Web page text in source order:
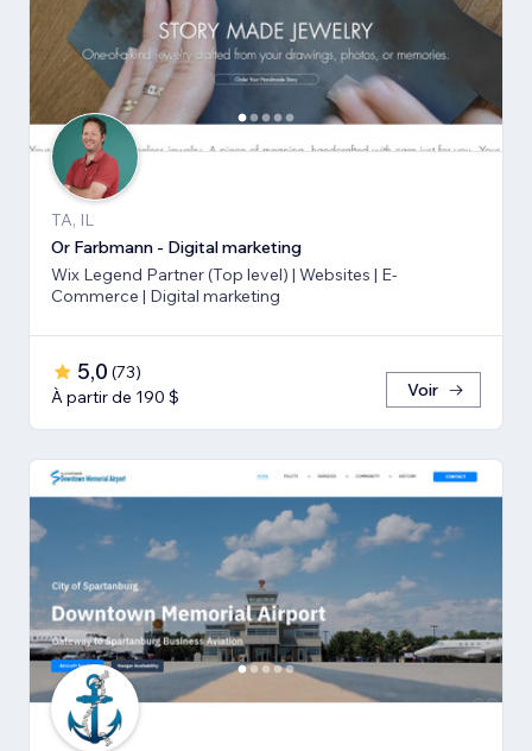
TA, IL
Or Farbmann - Digital marketing
Wix Legend Partner (Top level) | Websites | E-
Commerce | Digital marketing
5,0 (73)
À partir de 190 $
Voir